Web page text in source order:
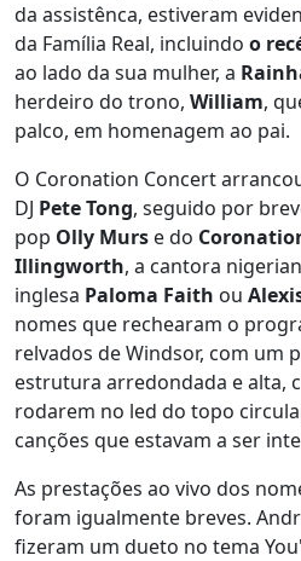
da assistênca, estiveram
da Família Real, incluindo o
ao lado da sua mulher, a
herdeiro do trono, William,
palco, em homenagem ao pai.
O Coronation Concert
DJ Pete Tong, seguido por
pop Olly Murs e do
Illingworth, a cantora
inglesa Paloma Faith ou
nomes que rechearam o
relvados de Windsor, com um
estrutura arredondada e alta,
rodarem no led do topo
canções que estavam a ser
As prestações ao vivo dos
foram igualmente breves.
fizeram um dueto no tema